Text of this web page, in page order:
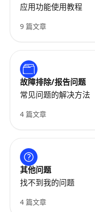
应用功能使用教程
9 篇文章
故障排除/报告问题
常见问题的解决方法
4 篇文章
其他问题
找不到我的问题
4 篇文章